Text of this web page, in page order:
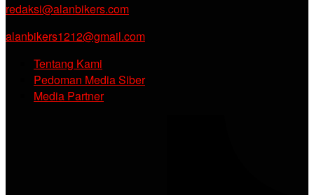
redaksi@alanbikers.com
alanbikers1212@gmail.com
Tentang Kami
Pedoman Media Siber
Media Partner